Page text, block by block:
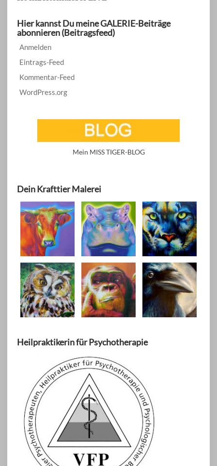
Hier kannst Du meine GALERIE-Beiträge
abonnieren (Beitragsfeed)
Anmelden
Eintrags-Feed
Kommentar-Feed
WordPress.org
Mein MISS TIGER-BLOG
Dein Krafttier Malerei
Heilpraktikerin für Psychotherapie